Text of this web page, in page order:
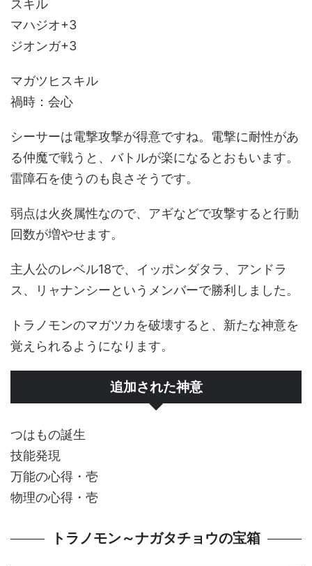
スキル
マハジオ+3
ジオンガ+3
マガツヒスキル
禍時：会心
シーサーは電撃攻撃が得意ですね。電撃に耐性があ
る仲魔で戦うと、バトルが楽になるとおもいます。
雷障石を使うのも良さそうです。
弱点は火炎属性なので、アギなどで攻撃すると行動
回数が増やせます。
主人公のレベル18で、イッポンダタラ、アンドラ
ス、リャナンシーというメンバーで勝利しました。
トラノモンのマガツカを破壊すると、新たな神意を
覚えられるようになります。
追加された神意
つはもの誕生
技能発現
万能の心得・壱
物理の心得・壱
トラノモン～ナガタチョウの宝箱